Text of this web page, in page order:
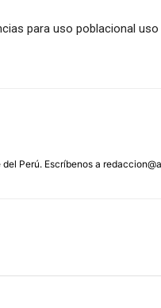
para uso poblacional
Perú. Escríbenos a